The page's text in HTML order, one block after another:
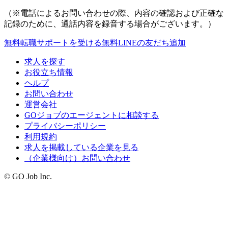
（※電話によるお問い合わせの際、内容の確認および正確な
記録のために、通話内容を録音する場合がございます。）
無料転職サポートを受ける無料LINEの友だち追加
求人を探す
お役立ち情報
ヘルプ
お問い合わせ
運営会社
GOジョブのエージェントに相談する
プライバシーポリシー
利用規約
求人を掲載している企業を見る
（企業様向け）お問い合わせ
© GO Job Inc.